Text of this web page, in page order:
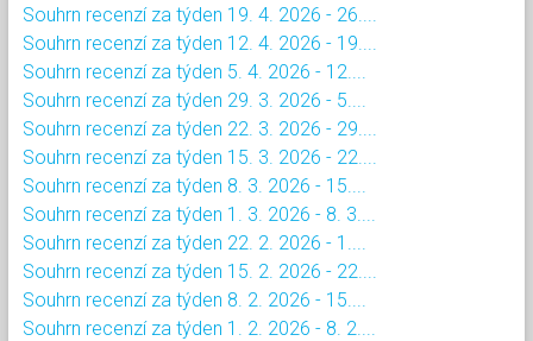
Souhrn recenzí za týden 19. 4. 2026 - 26....
Souhrn recenzí za týden 12. 4. 2026 - 19....
Souhrn recenzí za týden 5. 4. 2026 - 12....
Souhrn recenzí za týden 29. 3. 2026 - 5....
Souhrn recenzí za týden 22. 3. 2026 - 29....
Souhrn recenzí za týden 15. 3. 2026 - 22....
Souhrn recenzí za týden 8. 3. 2026 - 15....
Souhrn recenzí za týden 1. 3. 2026 - 8. 3....
Souhrn recenzí za týden 22. 2. 2026 - 1....
Souhrn recenzí za týden 15. 2. 2026 - 22....
Souhrn recenzí za týden 8. 2. 2026 - 15....
Souhrn recenzí za týden 1. 2. 2026 - 8. 2....